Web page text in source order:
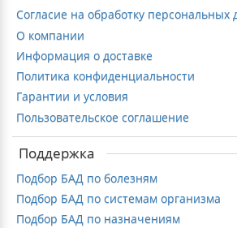
Согласие на обработку персональных
О компании
Информация о доставке
Политика конфиденциальности
Гарантии и условия
Пользовательское соглашение
Поддержка
Подбор БАД по болезням
Подбор БАД по системам организма
Подбор БАД по назначениям